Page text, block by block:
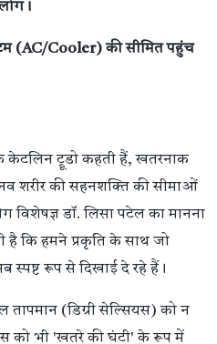
(AC/Cooler) की सीमित पहुंच
ट्रूडो कहती हैं, खतरनाक
शरीर की सहनशक्ति की सीमाओं
विशेषज्ञ डॉ. लिसा पटेल का मानना
है कि हमने प्रकृति के साथ जो
रूप से दिखाई दे रहे हैं।
(डिग्री सेल्सियस) को न
को भी 'खतरे की घंटी' के रूप में